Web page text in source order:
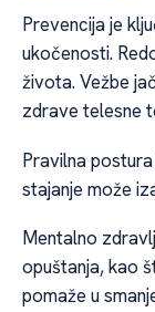
Prevencija je
ukočenosti.
života. Vežbe
zdrave telesne
Pravilna
stajanje može
Mentalno
opuštanja, kao
pomaže u